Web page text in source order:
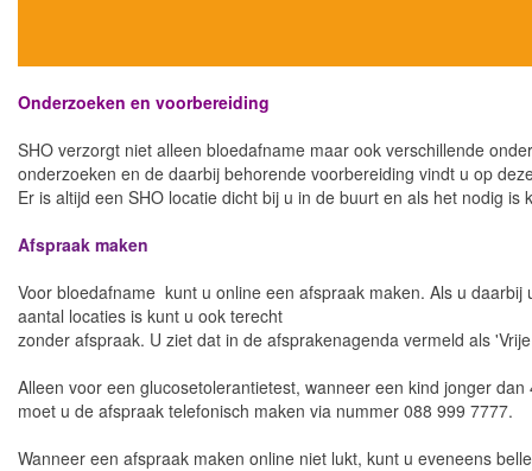
Onderzoeken en voorbereiding
SHO verzorgt niet alleen bloedafname maar ook verschillende
onderzoeken en de daarbij behorende voorbereiding vindt u op
Er is altijd een SHO locatie dicht bij u in de buurt en als het nodig is
Afspraak maken
Voor bloedafname kunt u online een afspraak maken. Als u
aantal locaties is kunt u ook terecht
zonder afspraak. U ziet dat in de afsprakenagenda vermeld als
Alleen voor een glucosetolerantietest, wanneer een kind jonger
moet u de afspraak telefonisch maken via nummer 088 999 7777.
Wanneer een afspraak maken online niet lukt, kunt u eveneens